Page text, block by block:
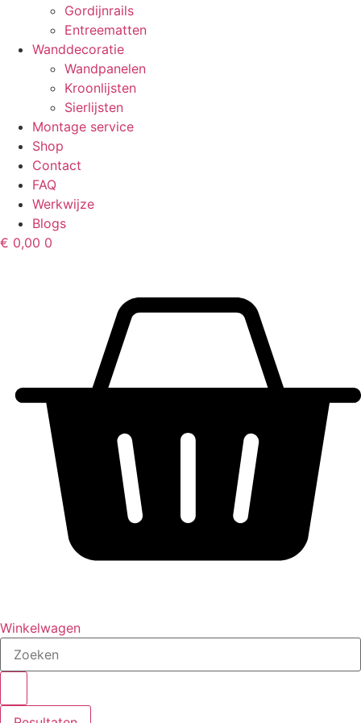
Gordijnrails
Entreematten
Wanddecoratie
Wandpanelen
Kroonlijsten
Sierlijsten
Montage service
Shop
Contact
FAQ
Werkwijze
Blogs
€ 0,00 0
Winkelwagen
Search